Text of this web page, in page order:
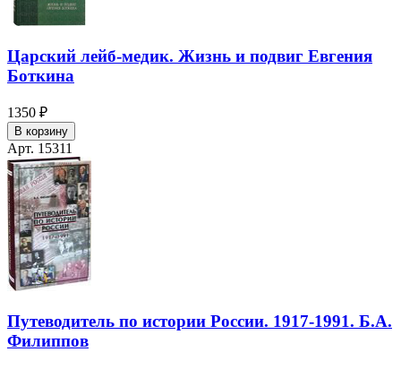
Царский лейб-медик. Жизнь и подвиг Евгения
Боткина
1350 ₽
В корзину
Арт. 15311
Путеводитель по истории России. 1917-1991. Б.А.
Филиппов